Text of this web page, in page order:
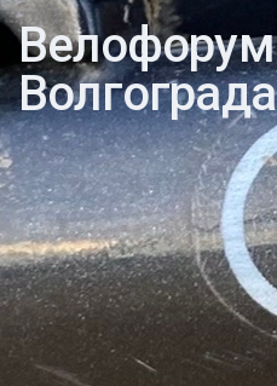
Велофорум
Волгограда